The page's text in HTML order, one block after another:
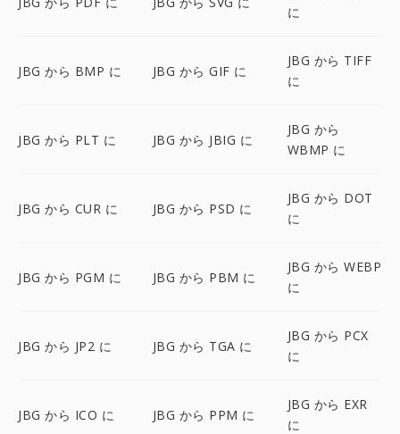
に
JBG から BMP に JBG から GIF に
JBG から TIFF
に
JBG から PLT に JBG から JBIG に
JBG から
WBMP に
JBG から CUR に JBG から PSD に
JBG から DOT
に
JBG から PGM に JBG から PBM に
JBG から WEBP
に
JBG から JP2 に JBG から TGA に
JBG から PCX
に
JBG から ICO に JBG から PPM に
JBG から EXR
に